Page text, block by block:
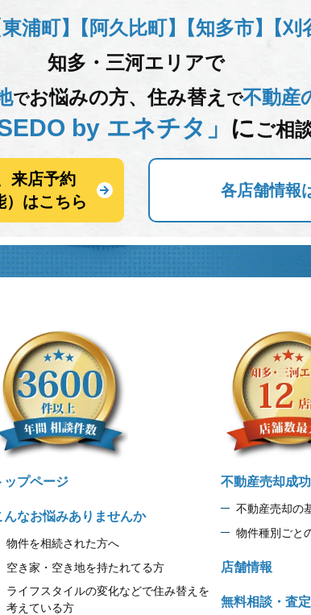
東浦町】 【阿久比町】 【知多市】 【刈
知多・三河エリアで
でお悩みの方、住み替え で不動産
by エネチタ」 にご相
来店予約
）はこちら
各店舗情報
ップページ
んなお悩みありませんか
物件を相続された方へ
空き家・空き地を持たれてる方
ライフスタイルの変化などで住み替えを
考えている方
不動産売却成
不動産売却の
物件種別ごと
店舗情報
無料相談・査